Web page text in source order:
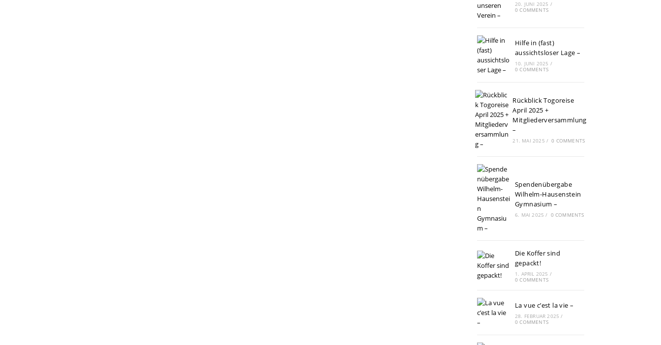
20. JUNI 2025 /
0 COMMENTS
Hilfe in (fast)
aussichtsloser Lage –
10. JUNI 2025 /
0 COMMENTS
Rückblick Togoreise
April 2025 +
Mitgliederversammlung
–
21. MAI 2025 / 0 COMMENTS
Spendenübergabe
Wilhelm-Hausenstein
Gymnasium –
6. MAI 2025 / 0 COMMENTS
Die Koffer sind
gepackt!
1. APRIL 2025 /
0 COMMENTS
La vue c’est la vie –
28. FEBRUAR 2025 /
0 COMMENTS